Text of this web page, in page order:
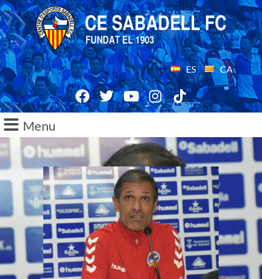
ES CA
Menu